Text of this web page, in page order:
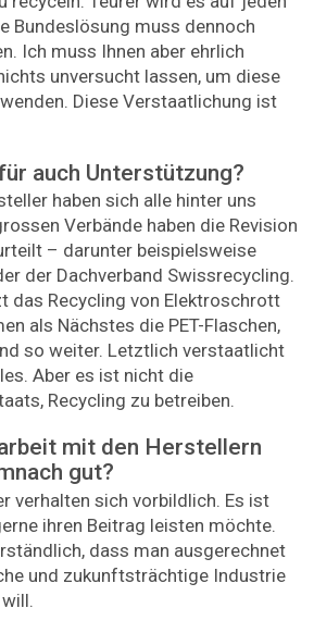
Bundeslösung muss dennoch
Ich muss Ihnen aber ehrlich
unversucht lassen, um diese
Diese Verstaatlichung ist
auch Unterstützung?
haben sich alle hinter uns
Verbände haben die Revision
– darunter beispielsweise
der Dachverband Swissrecycling.
das Recycling von Elektroschrott
als Nächstes die PET-Flaschen,
so weiter. Letztlich verstaatlicht
Aber es ist nicht die
Recycling zu betreiben.
mit den Herstellern
gut?
verhalten sich vorbildlich. Es ist
ihren Beitrag leisten möchte.
dass man ausgerechnet
und zukunftsträchtige Industrie